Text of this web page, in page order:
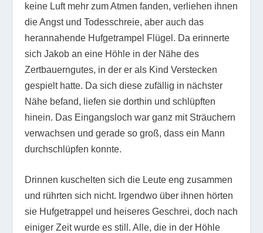
keine Luft mehr zum Atmen fanden, verliehen ihnen
die Angst und Todesschreie, aber auch das
herannahende Hufgetrampel Flügel. Da erinnerte
sich Jakob an eine Höhle in der Nähe des
Zertbauerngutes, in der er als Kind Verstecken
gespielt hatte. Da sich diese zufällig in nächster
Nähe befand, liefen sie dorthin und schlüpften
hinein. Das Eingangsloch war ganz mit Sträuchern
verwachsen und gerade so groß, dass ein Mann
durchschlüpfen konnte.
Drinnen kuschelten sich die Leute eng zusammen
und rührten sich nicht. Irgendwo über ihnen hörten
sie Hufgetrappel und heiseres Geschrei, doch nach
einiger Zeit wurde es still. Alle, die in der Höhle